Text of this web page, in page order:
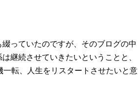
っていたのですが、そのブログの中
継続させていきたいということと、
転、人生をリスタートさせたいと意